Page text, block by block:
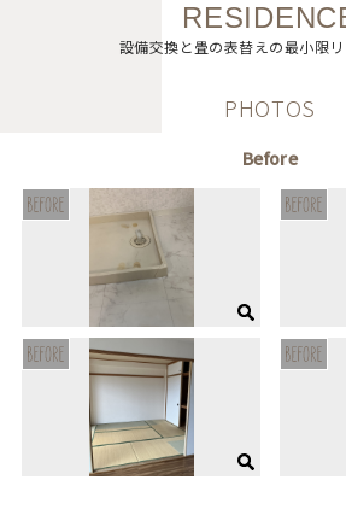
設備交換と畳の表替えの最小限
PHOTOS
Before